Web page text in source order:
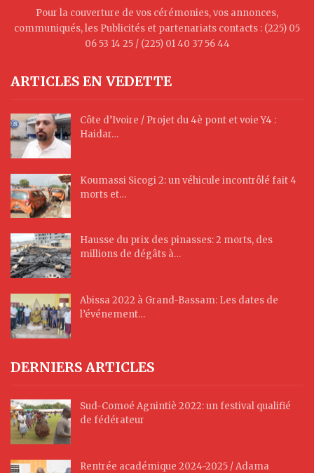
Pour la couverture de vos cérémonies, vos annonces,
communiqués, les Publicités et partenariats contacts : (225) 05
06 53 14 25 / (225) 01 40 37 56 44
ARTICLES EN VEDETTE
Côte d’Ivoire / Projet du 4è pont et voie Y4 :
Haidar…
Koumassi Sicogi 2: un véhicule incontrôlé fait 4
morts et…
Hausse du prix des pinasses: 2 morts, des
millions de dégâts à…
Abissa 2022 à Grand-Bassam: Les dates de
l’événement…
DERNIERS ARTICLES
Sud-Comoé Agnintiè 2022: un festival qualifié
de fédérateur
Rentrée académique 2024-2025 / Adama